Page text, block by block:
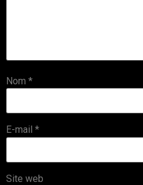
Nom *
E-mail *
Site web